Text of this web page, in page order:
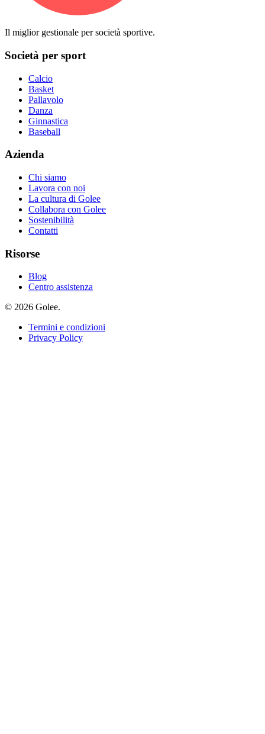
Il miglior gestionale per società sportive.
Società per sport
Calcio
Basket
Pallavolo
Danza
Ginnastica
Baseball
Azienda
Chi siamo
Lavora con noi
La cultura di Golee
Collabora con Golee
Sostenibilità
Contatti
Risorse
Blog
Centro assistenza
© 2026 Golee.
Termini e condizioni
Privacy Policy